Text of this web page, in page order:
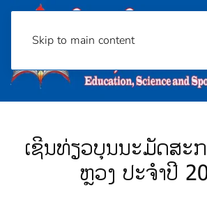
Skip to main content
ເຊີນທ່ຽວບຸນນະມັດສະ
ຫຼວງ ປະຈໍາປີ